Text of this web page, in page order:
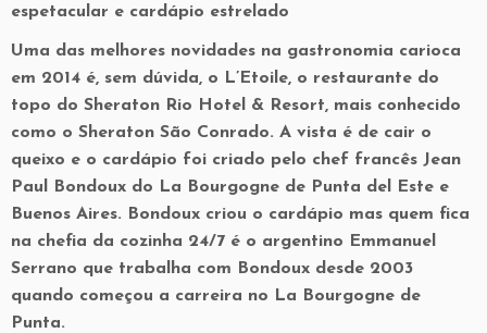
espetacular e cardápio estrelado
Uma das melhores novidades na gastronomia carioca
em 2014 é, sem dúvida, o L’Etoile, o restaurante do
topo do Sheraton Rio Hotel & Resort, mais conhecido
como o Sheraton São Conrado. A vista é de cair o
queixo e o cardápio foi criado pelo chef francês Jean
Paul Bondoux do La Bourgogne de Punta del Este e
Buenos Aires. Bondoux criou o cardápio mas quem fica
na chefia da cozinha 24/7 é o argentino Emmanuel
Serrano que trabalha com Bondoux desde 2003
quando começou a carreira no La Bourgogne de
Punta.